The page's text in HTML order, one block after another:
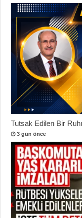
Tutsak Edilen Bir
3 gün önce